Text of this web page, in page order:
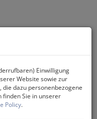
Einwilligung
Website sowie zur
dazu personenbezogene
Sie in unserer
Policy.